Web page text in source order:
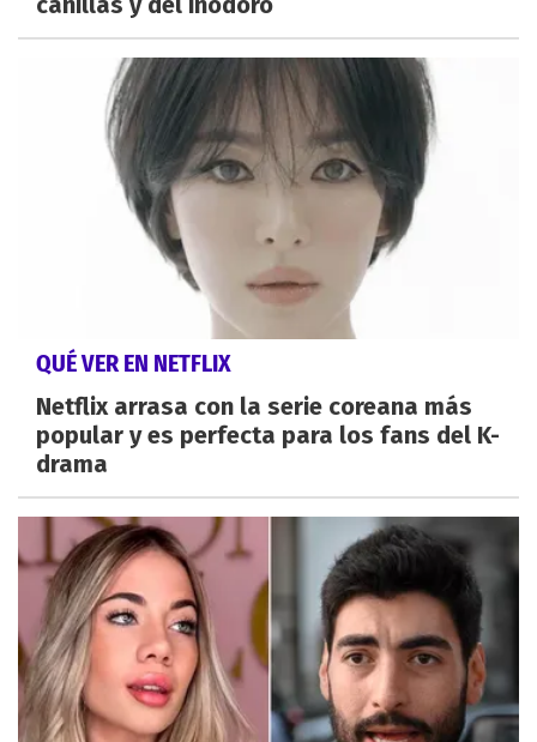
QUÉ VER EN NETFLIX
Netflix arrasa con la serie coreana más
popular y es perfecta para los fans del K-
drama